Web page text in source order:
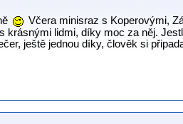
Včera minisraz s Koperovými,
lidmi, díky moc za něj.
ještě jednou díky, člověk si